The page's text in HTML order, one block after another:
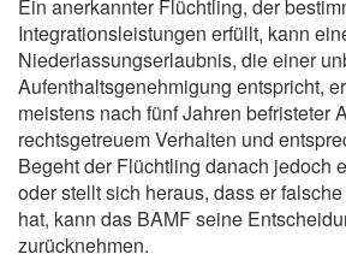
Ein anerkannter Flüchtling, der
Integrationsleistungen erfüllt, kann
Niederlassungserlaubnis, die einer
Aufenthaltsgenehmigung entspricht,
meistens nach fünf Jahren befristeter
rechtsgetreuem Verhalten und
Begeht der Flüchtling danach jedoch
oder stellt sich heraus, dass er
hat, kann das BAMF seine
zurücknehmen.